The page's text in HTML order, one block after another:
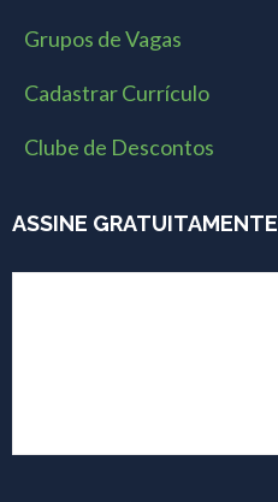
Grupos de Vagas
Cadastrar Currículo
Clube de Descontos
ASSINE GRATUITAMENTE